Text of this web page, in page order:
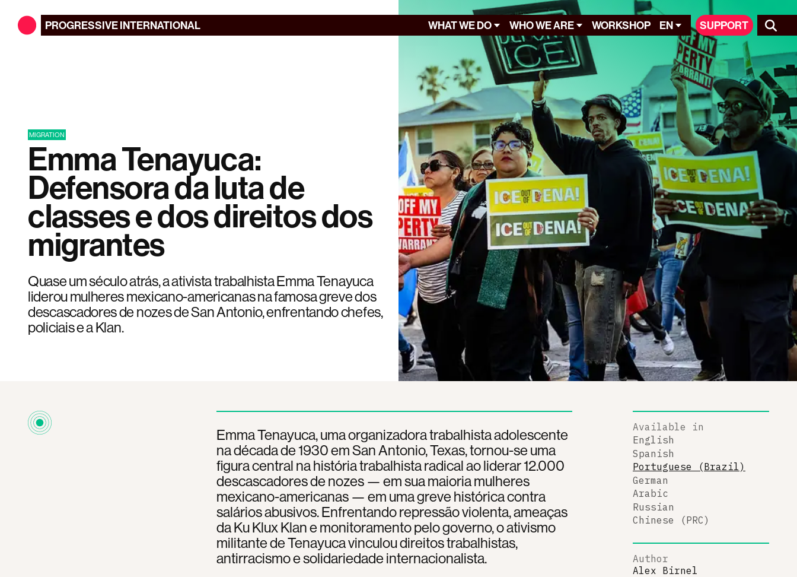
PROGRESSIVEINTERNATIONAL WHAT WE DO WHO WE ARE WORKSHOP EN SUPPORT
MIGRATION
Emma Tenayuca:
Defensora da luta de
classes e dos direitos dos
migrantes
Quase um século atrás, a ativista trabalhista Emma Tenayuca
liderou mulheres mexicano-americanas na famosa greve dos
descascadores de nozes de San Antonio, enfrentando chefes,
policiais e a Klan.
Emma Tenayuca, uma organizadora trabalhista adolescente
na década de 1930 em San Antonio, Texas, tornou-se uma
figura central na história trabalhista radical ao liderar 12.000
descascadores de nozes — em sua maioria mulheres
mexicano-americanas — em uma greve histórica contra
salários abusivos. Enfrentando repressão violenta, ameaças
da Ku Klux Klan e monitoramento pelo governo, o ativismo
militante de Tenayuca vinculou direitos trabalhistas,
antirracismo e solidariedade internacionalista.
Available in
English
Spanish
Portuguese (Brazil)
German
Arabic
Russian
Chinese (PRC)
Author
Alex Birnel